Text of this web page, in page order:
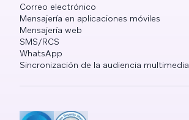
Correo electrónico
Mensajería en aplicaciones móviles
Mensajería web
SMS/RCS
WhatsApp
Sincronización de la audiencia multimedia